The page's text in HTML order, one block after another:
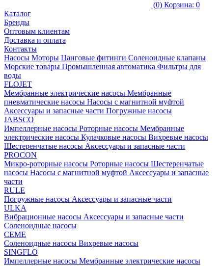
(0) Корзина: 0
Каталог
Бренды
Оптовым клиентам
Доставка и оплата
Контакты
Насосы Моторы Цанговые фитинги Соленоидные клапаны
Морские товары Промышленная автоматика Фильтры для
воды
FLOJET
Мембранные электрические насосы Мембранные
пневматические насосы Насосы с магнитной муфтой
Аксессуары и запасные части Погружные насосы
JABSCO
Импеллерные насосы Роторные насосы Мембранные
электрические насосы Кулачковые насосы Вихревые насосы
Шестеренчатые насосы Аксессуары и запасные части
PROCON
Микро-роторные насосы Роторные насосы Шестеренчатые
насосы Насосы с магнитной муфтой Аксессуары и запасные
части
RULE
Погружные насосы Аксессуары и запасные части
ULKA
Вибрационные насосы Аксессуары и запасные части
Соленоидные насосы
CEME
Соленоидные насосы Вихревые насосы
SINGFLO
Импеллерные насосы Мембранные электрические насосы